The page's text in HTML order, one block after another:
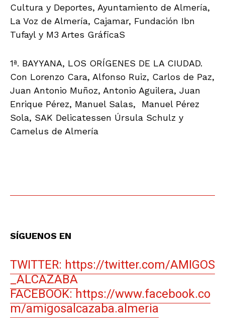
Cultura y Deportes, Ayuntamiento de Almería,
La Voz de Almería, Cajamar, Fundación Ibn
Tufayl y M3 Artes GráficaS
1ª. BAYYANA, LOS ORÍGENES DE LA CIUDAD.
Con Lorenzo Cara, Alfonso Ruiz, Carlos de Paz,
Juan Antonio Muñoz, Antonio Aguilera, Juan
Enrique Pérez, Manuel Salas, Manuel Pérez
Sola, SAK Delicatessen Úrsula Schulz y
Camelus de Almería
SÍGUENOS EN
TWITTER: https://twitter.com/AMIGOS
_ALCAZABA
FACEBOOK: https://www.facebook.co
m/amigosalcazaba.almeria